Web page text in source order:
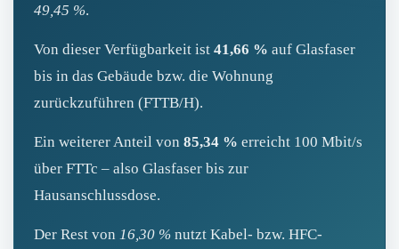
49,45 %.
Von dieser Verfügbarkeit ist 41,66 % auf Glasfaser
bis in das Gebäude bzw. die Wohnung
zurückzuführen (FTTB/H).
Ein weiterer Anteil von 85,34 % erreicht 100 Mbit/s
über FTTc – also Glasfaser bis zur
Hausanschlussdose.
Der Rest von 16,30 % nutzt Kabel‑ bzw. HFC-